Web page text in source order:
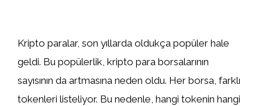
Kripto paralar, son yıllarda oldukça popüler hale
geldi. Bu popülerlik, kripto para borsalarının
sayısının da artmasına neden oldu. Her borsa, farklı
tokenleri listeliyor. Bu nedenle, hangi tokenin hangi